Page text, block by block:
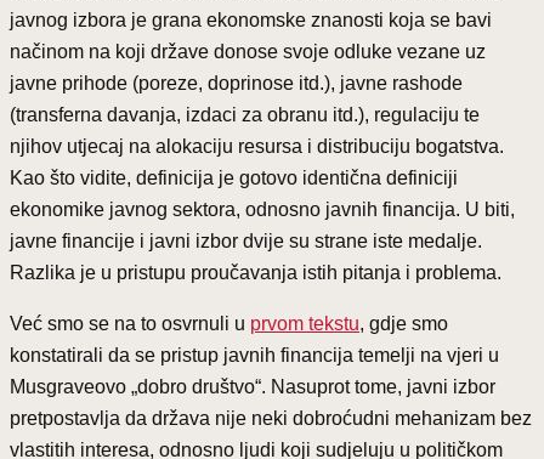
javnog izbora je grana ekonomske znanosti koja se bavi
načinom na koji države donose svoje odluke vezane uz
javne prihode (poreze, doprinose itd.), javne rashode
(transferna davanja, izdaci za obranu itd.), regulaciju te
njihov utjecaj na alokaciju resursa i distribuciju bogatstva.
Kao što vidite, definicija je gotovo identična definiciji
ekonomike javnog sektora, odnosno javnih financija. U biti,
javne financije i javni izbor dvije su strane iste medalje.
Razlika je u pristupu proučavanja istih pitanja i problema.
Već smo se na to osvrnuli u prvom tekstu, gdje smo
konstatirali da se pristup javnih financija temelji na vjeri u
Musgraveovo „dobro društvo“. Nasuprot tome, javni izbor
pretpostavlja da država nije neki dobroćudni mehanizam bez
vlastitih interesa, odnosno ljudi koji sudjeluju u političkom